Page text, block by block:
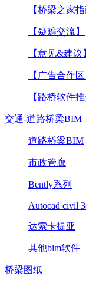
【桥梁之家指
【疑难交流】
【意见&建议
【广告合作区
【路桥软件推
交通-道路桥梁BIM
道路桥梁BIM
市政管廊
Bently系列
Autocad civil
达索卡提亚
其他bim软件
桥梁图纸